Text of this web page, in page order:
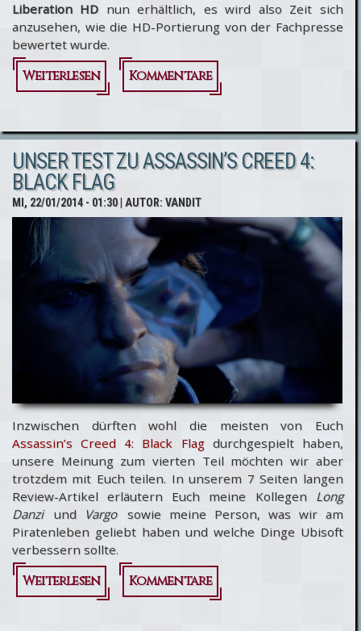
Liberation HDnun erhältlich, es wird also Zeit sich
anzusehen, wie die HD-Portierung von der Fachpresse
bewertet wurde.
Weiterlesen
über
Creed
Liberation
HD - Test-
Wertungen
der
Fachpresse
Kommentare
UNSER TEST ZU ASSASSIN’S CREED 4:
BLACK FLAG
MI, 22/01/2014 - 01:30| AUTOR:VANDIT
Inzwischen dürften wohl die meisten von Euch
Assassin’s Creed 4: Black Flagdurchgespielt haben,
unsere Meinung zum vierten Teil möchten wir aber
trotzdem mit Euch teilen. In unserem 7 Seiten langen
Review-Artikel erläutern Euch meine Kollegen Long
Danzi
und Vargo
sowie meine Person, was wir am
Piratenleben geliebt haben und welche Dinge Ubisoft
verbessern sollte.
Weiterlesen
über
Kommentare